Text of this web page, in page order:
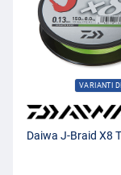
VARIANTI
Daiwa J-Braid X8